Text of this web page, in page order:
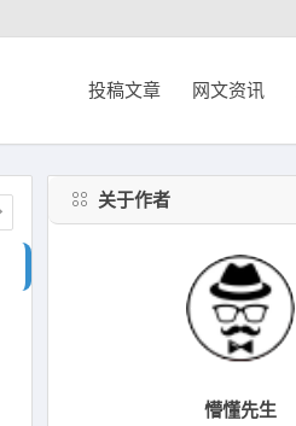
投稿文章 网文资讯
关于作者
懵懂先生